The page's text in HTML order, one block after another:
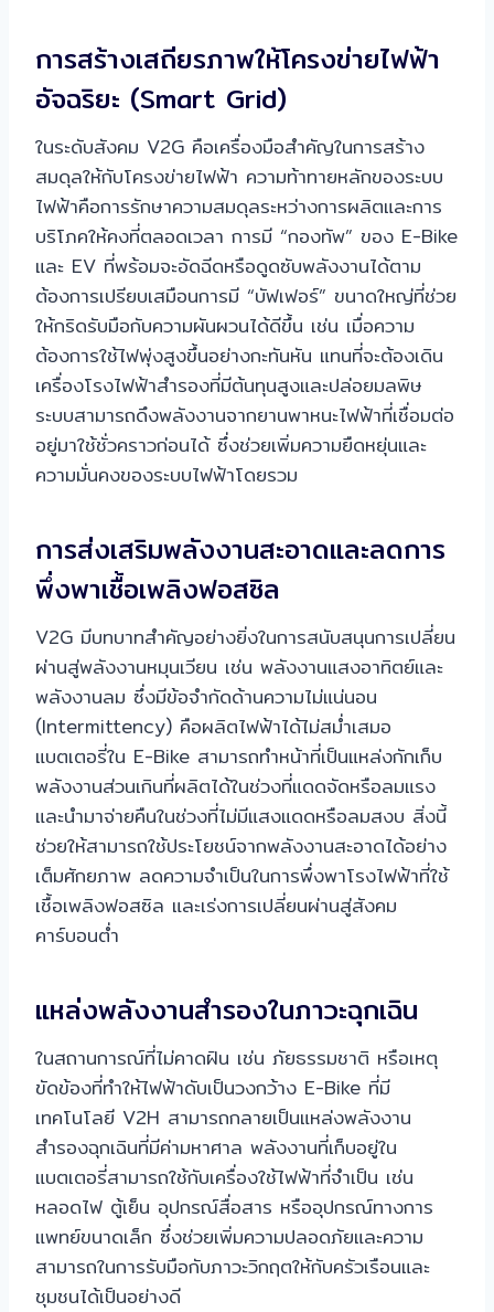
การสร้างเสถียรภาพให้โครงข่ายไฟฟ้า
อัจฉริยะ (Smart Grid)
ในระดับสังคม V2G คือเครื่องมือสำคัญในการสร้าง
สมดุลให้กับโครงข่ายไฟฟ้า ความท้าทายหลักของระบบ
ไฟฟ้าคือการรักษาความสมดุลระหว่างการผลิตและการ
บริโภคให้คงที่ตลอดเวลา การมี “กองทัพ” ของ E-Bike
และ EV ที่พร้อมจะอัดฉีดหรือดูดซับพลังงานได้ตาม
ต้องการเปรียบเสมือนการมี “บัฟเฟอร์” ขนาดใหญ่ที่ช่วย
ให้กริดรับมือกับความผันผวนได้ดีขึ้น เช่น เมื่อความ
ต้องการใช้ไฟพุ่งสูงขึ้นอย่างกะทันหัน แทนที่จะต้องเดิน
เครื่องโรงไฟฟ้าสำรองที่มีต้นทุนสูงและปล่อยมลพิษ
ระบบสามารถดึงพลังงานจากยานพาหนะไฟฟ้าที่เชื่อมต่อ
อยู่มาใช้ชั่วคราวก่อนได้ ซึ่งช่วยเพิ่มความยืดหยุ่นและ
ความมั่นคงของระบบไฟฟ้าโดยรวม
การส่งเสริมพลังงานสะอาดและลดการ
พึ่งพาเชื้อเพลิงฟอสซิล
V2G มีบทบาทสำคัญอย่างยิ่งในการสนับสนุนการเปลี่ยน
ผ่านสู่พลังงานหมุนเวียน เช่น พลังงานแสงอาทิตย์และ
พลังงานลม ซึ่งมีข้อจำกัดด้านความไม่แน่นอน
(Intermittency) คือผลิตไฟฟ้าได้ไม่สม่ำเสมอ
แบตเตอรี่ใน E-Bike สามารถทำหน้าที่เป็นแหล่งกักเก็บ
พลังงานส่วนเกินที่ผลิตได้ในช่วงที่แดดจัดหรือลมแรง
และนำมาจ่ายคืนในช่วงที่ไม่มีแสงแดดหรือลมสงบ สิ่งนี้
ช่วยให้สามารถใช้ประโยชน์จากพลังงานสะอาดได้อย่าง
เต็มศักยภาพ ลดความจำเป็นในการพึ่งพาโรงไฟฟ้าที่ใช้
เชื้อเพลิงฟอสซิล และเร่งการเปลี่ยนผ่านสู่สังคม
คาร์บอนต่ำ
แหล่งพลังงานสำรองในภาวะฉุกเฉิน
ในสถานการณ์ที่ไม่คาดฝัน เช่น ภัยธรรมชาติ หรือเหตุ
ขัดข้องที่ทำให้ไฟฟ้าดับเป็นวงกว้าง E-Bike ที่มี
เทคโนโลยี V2H สามารถกลายเป็นแหล่งพลังงาน
สำรองฉุกเฉินที่มีค่ามหาศาล พลังงานที่เก็บอยู่ใน
แบตเตอรี่สามารถใช้กับเครื่องใช้ไฟฟ้าที่จำเป็น เช่น
หลอดไฟ ตู้เย็น อุปกรณ์สื่อสาร หรืออุปกรณ์ทางการ
แพทย์ขนาดเล็ก ซึ่งช่วยเพิ่มความปลอดภัยและความ
สามารถในการรับมือกับภาวะวิกฤตให้กับครัวเรือนและ
ชุมชนได้เป็นอย่างดี